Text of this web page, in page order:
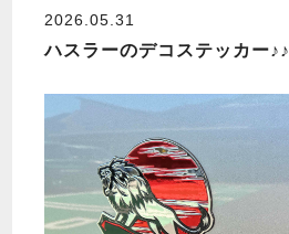
2026.05.31
ハスラーのデコステッカー♪♪